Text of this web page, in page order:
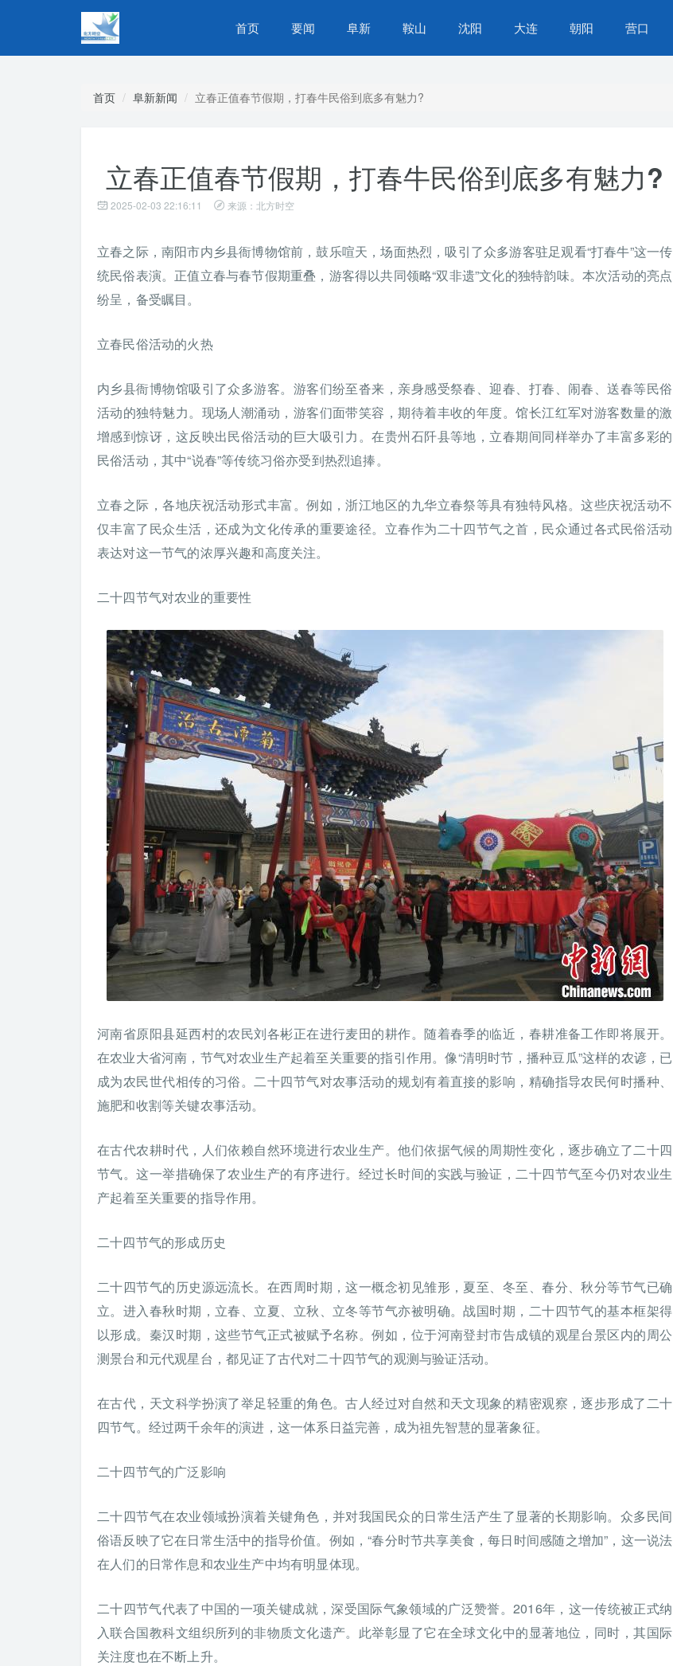
首页 要闻 阜新 鞍山 沈阳 大连 朝阳 营口
首页 阜新新闻 立春正值春节假期，打春牛民俗到底多有魅力?
立春正值春节假期，打春牛民俗到底多有魅力?
2025-02-03 22:16:11 来源：北方时空
立春之际，南阳市内乡县衙博物馆前，鼓乐喧天，场面热烈，吸引了众多游客驻足观看“打春牛”这一传
统民俗表演。正值立春与春节假期重叠，游客得以共同领略“双非遗”文化的独特韵味。本次活动的亮点
纷呈，备受瞩目。
立春民俗活动的火热
内乡县衙博物馆吸引了众多游客。游客们纷至沓来，亲身感受祭春、迎春、打春、闹春、送春等民俗
活动的独特魅力。现场人潮涌动，游客们面带笑容，期待着丰收的年度。馆长江红军对游客数量的激
增感到惊讶，这反映出民俗活动的巨大吸引力。在贵州石阡县等地，立春期间同样举办了丰富多彩的
民俗活动，其中“说春”等传统习俗亦受到热烈追捧。
立春之际，各地庆祝活动形式丰富。例如，浙江地区的九华立春祭等具有独特风格。这些庆祝活动不
仅丰富了民众生活，还成为文化传承的重要途径。立春作为二十四节气之首，民众通过各式民俗活动
表达对这一节气的浓厚兴趣和高度关注。
二十四节气对农业的重要性
河南省原阳县延西村的农民刘各彬正在进行麦田的耕作。随着春季的临近，春耕准备工作即将展开。
在农业大省河南，节气对农业生产起着至关重要的指引作用。像“清明时节，播种豆瓜”这样的农谚，已
成为农民世代相传的习俗。二十四节气对农事活动的规划有着直接的影响，精确指导农民何时播种、
施肥和收割等关键农事活动。
在古代农耕时代，人们依赖自然环境进行农业生产。他们依据气候的周期性变化，逐步确立了二十四
节气。这一举措确保了农业生产的有序进行。经过长时间的实践与验证，二十四节气至今仍对农业生
产起着至关重要的指导作用。
二十四节气的形成历史
二十四节气的历史源远流长。在西周时期，这一概念初见雏形，夏至、冬至、春分、秋分等节气已确
立。进入春秋时期，立春、立夏、立秋、立冬等节气亦被明确。战国时期，二十四节气的基本框架得
以形成。秦汉时期，这些节气正式被赋予名称。例如，位于河南登封市告成镇的观星台景区内的周公
测景台和元代观星台，都见证了古代对二十四节气的观测与验证活动。
在古代，天文科学扮演了举足轻重的角色。古人经过对自然和天文现象的精密观察，逐步形成了二十
四节气。经过两千余年的演进，这一体系日益完善，成为祖先智慧的显著象征。
二十四节气的广泛影响
二十四节气在农业领域扮演着关键角色，并对我国民众的日常生活产生了显著的长期影响。众多民间
俗语反映了它在日常生活中的指导价值。例如，“春分时节共享美食，每日时间感随之增加”，这一说法
在人们的日常作息和农业生产中均有明显体现。
二十四节气代表了中国的一项关键成就，深受国际气象领域的广泛赞誉。2016年，这一传统被正式纳
入联合国教科文组织所列的非物质文化遗产。此举彰显了它在全球文化中的显著地位，同时，其国际
关注度也在不断上升。